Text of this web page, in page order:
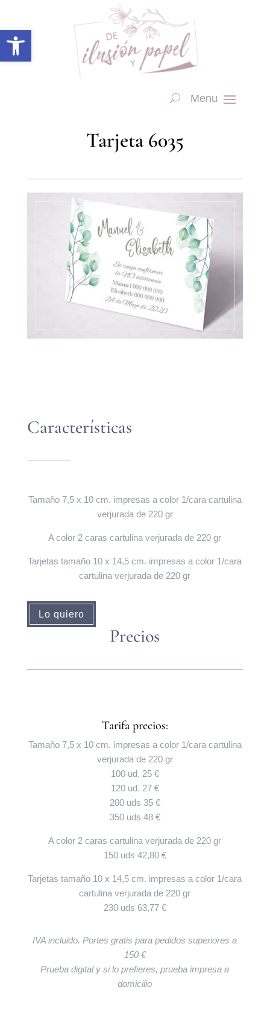
Abrir barra de herramientas
Tarjeta 6035
Características
Tamaño 7,5 x 10 cm. impresas a color 1/cara cartulina
verjurada de 220 gr
A color 2 caras cartulina verjurada de 220 gr
Tarjetas tamaño 10 x 14,5 cm. impresas a color 1/cara
cartulina verjurada de 220 gr
Lo quiero
Precios
Tarifa precios:
Tamaño 7,5 x 10 cm. impresas a color 1/cara cartulina
verjurada de 220 gr
100 ud. 25 €
120 ud. 27 €
200 uds 35 €
350 uds 48 €
A color 2 caras cartulina verjurada de 220 gr
150 uds 42,80 €
Tarjetas tamaño 10 x 14,5 cm. impresas a color 1/cara
cartulina verjurada de 220 gr
230 uds 63,77 €
IVA incluido. Portes gratis para pedidos superiores a
150 €
Prueba digital y si lo prefieres, prueba impresa a
domicilio